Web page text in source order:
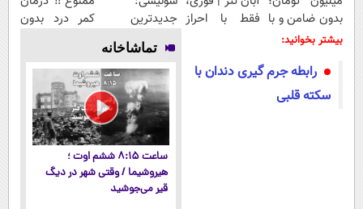
بدون ضامن و با
بازپرداخت
فقط با احراز جدیدترین
فناوری اروپا،
سبک و مقاوم |
پرداخت قسطی
کمر درد بدون
بیشتر بخوانید:
رابطه جرم گیری دندان با
سکته قلبی
تماشاخانه
ساعت ۸:۱۵ ششم اوت ؛
هیروشیما / وقتی شهر در دیگ
قیر می‌جوشید